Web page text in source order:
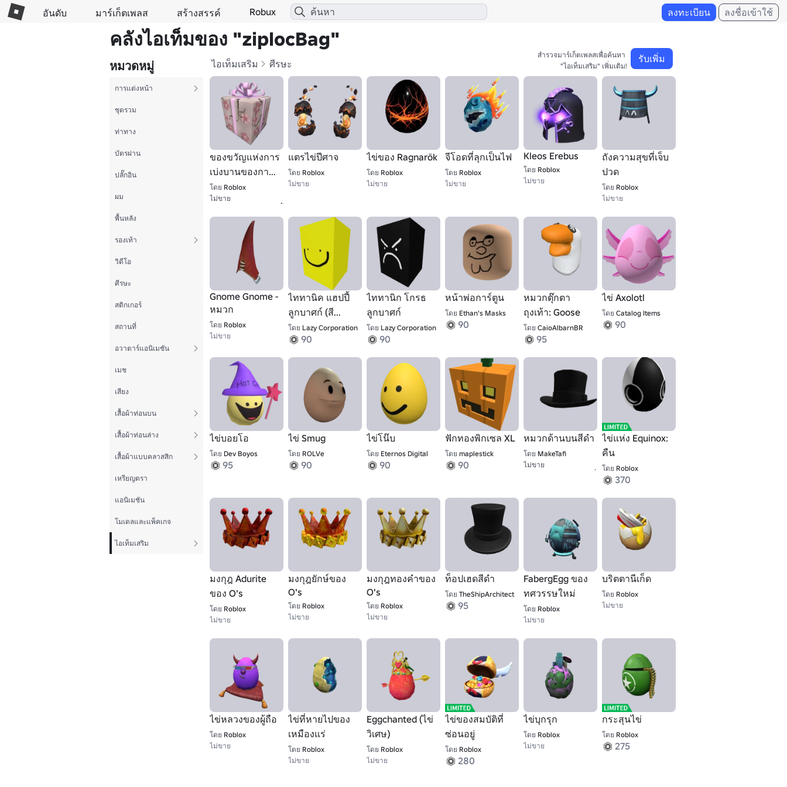
อันดับ มาร์เก็ตเพลส สร้างสรรค์ Robux ลงทะเบียน ลงชื่อเข้าใช้
คลังไอเท็มของ "ziplocBag"
หมวดหมู่
การแต่งหน้า
ชุดรวม
ท่าทาง
บัตรผ่าน
ปลั๊กอิน
ผม
พื้นหลัง
รองเท้า
วิดีโอ
ศีรษะ
สติกเกอร์
สถานที่
อวาตาร์แอนิเมชัน
เมช
เสียง
เสื้อผ้าท่อนบน
เสื้อผ้าท่อนล่าง
เสื้อผ้าแบบคลาสสิก
เหรียญตรา
แอนิเมชัน
โมเดลและแพ็คเกจ
ไอเท็มเสริม
ไอเท็มเสริม ศีรษะ รับเพิ่ม
สำรวจมาร์เก็ตเพลสเพื่อค้นหา
"ไอเท็มเสริม" เพิ่มเติม!
ของขวัญแห่งการ
เบ่งบานของการ
เริ่มต้นใหม่
โดย Roblox
ไม่ขาย
แตรไข่ปีศาจ
โดย Roblox
ไม่ขาย
ไข่ของ Ragnarök
โดย Roblox
ไม่ขาย
จีโอดที่ลุกเป็นไฟ
โดย Roblox
ไม่ขาย
Kleos Erebus
โดย Roblox
ไม่ขาย
ถังความสุขที่เจ็บ
ปวด
โดย Roblox
ไม่ขาย
Gnome Gnome -
หมวก
โดย Roblox
ไม่ขาย
ไททานิค แฮปปี้
ลูกบาศก์ (สี
เหลือง)
โดย Lazy Corporation
90
ไททานิก โกรธ
ลูกบาศก์
โดย Lazy Corporation
90
หน้าพ่อการ์ตูน
โดย Ethan's Masks
90
หมวกตุ๊กตา
ถุงเท้า: Goose
โดย CaioAlbarnBR
95
ไข่ Axolotl
โดย Catalog Items
90
ไข่บอยโอ
โดย Dev Boyos
95
ไข่ Smug
โดย ROLVe
90
ไข่โน๊บ
โดย Eternos Digital
90
ฟักทองพิกเซล XL
โดย maplestick
90
หมวกด้านบนสีดํา
โดย MakeTafi
ไม่ขาย
1
ไข่แห่ง Equinox:
คืน
โดย Roblox
370
มงกุฎ Adurite
ของ O's
โดย Roblox
ไม่ขาย
มงกุฎยักษ์ของ
O's
โดย Roblox
ไม่ขาย
มงกุฎทองคําของ
O's
โดย Roblox
ไม่ขาย
ท็อปเฮดสีดํา
โดย TheShipArchitect
95
FabergEgg ของ
ทศวรรษใหม่
โดย Roblox
ไม่ขาย
บริตตานีเก็ด
โดย Roblox
ไม่ขาย
ไข่หลวงของผู้ถือ
โดย Roblox
ไม่ขาย
ไข่ที่หายไปของ
เหมืองแร่
โดย Roblox
ไม่ขาย
Eggchanted (ไข่
วิเศษ)
โดย Roblox
ไม่ขาย
ไข่ของสมบัติที่
ซ่อนอยู่
โดย Roblox
280
ไข่บุกรุก
โดย Roblox
ไม่ขาย
กระสุนไข่
โดย Roblox
275